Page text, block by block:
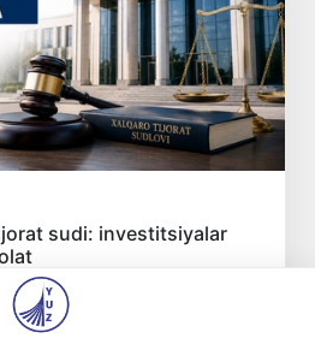
sudi: investitsiyalar
674